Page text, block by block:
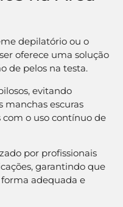
depilatório ou o
oferece uma solução
de pelos na testa.
evitando
manchas escuras
o uso contínuo de
por profissionais
garantindo que
adequada e